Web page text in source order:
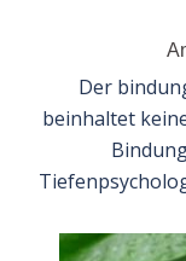
Der
beinhaltet